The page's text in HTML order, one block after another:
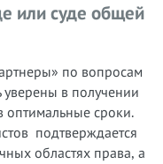
или суде общей
по вопросам
в получении
оптимальные сроки.
подтверждается
областях права, а